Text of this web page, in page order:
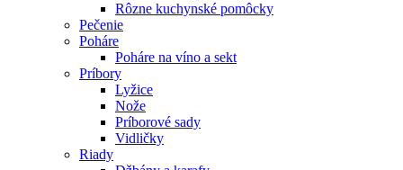
Rôzne kuchynské pomôcky
Pečenie
Poháre
Poháre na víno a sekt
Príbory
Lyžice
Nože
Príborové sady
Vidličky
Riady